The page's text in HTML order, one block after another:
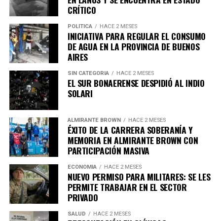
La medida también aplicará a los consorcios
Asimismo, la iniciativa prevé que los comercios y
servicios con alto consumo de agua adopten
para reutilizar el agua utilizada en sus procesos de
lavado.
En lo que respecta a edificios residenciales, se plantea
que los consorcios más grandes implementen
dispositivos que regulen el flujo y la presión del agua
para evitar su desperdicio.
por un médico.
El proyecto establece que ambos métodos deberán
contar con cobertura obligatoria en hospitales públicos,
así como en obras sociales y empresas de medicina
prepaga.
Requisitos para acceder a estos
procedimientos
De acuerdo con la propuesta, podrán solicitar el
procedimiento aquellas personas que presenten:
Una enfermedad grave e incurable.
Un estado crónico irreversible.
Un sufrimiento físico o psíquico que se considere
CRÍTICO
POLÍTICA HACE 2 MESES
INICIATIVA PARA REGULAR EL CONSUMO
DE AGUA EN LA PROVINCIA DE BUENOS
AIRES
SIN CATEGORIA HACE 2 MESES
EL SUR BONAERENSE DESPIDIÓ AL INDIO
SOLARI
ALMIRANTE BROWN HACE 2 MESES
ÉXITO DE LA CARRERA SOBERANÍA Y
MEMORIA EN ALMIRANTE BROWN CON
PARTICIPACIÓN MASIVA
ECONOMÍA HACE 2 MESES
NUEVO PERMISO PARA MILITARES: SE LES
PERMITE TRABAJAR EN EL SECTOR
PRIVADO
SALUD HACE 2 MESES